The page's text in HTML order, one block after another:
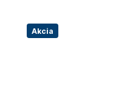
Akcia